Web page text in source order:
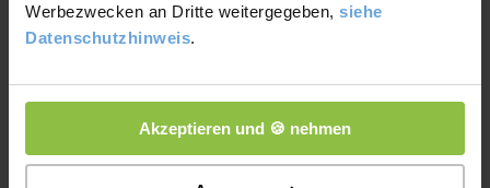
Werbezwecken an Dritte weitergegeben, siehe
Datenschutzhinweis.
Akzeptieren und 🍪 nehmen